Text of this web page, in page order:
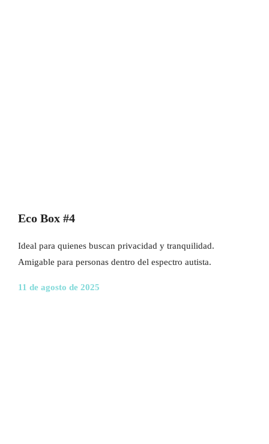
Eco Box #4
Ideal para quienes buscan privacidad y tranquilidad.
Amigable para personas dentro del espectro autista.
11 de agosto de 2025